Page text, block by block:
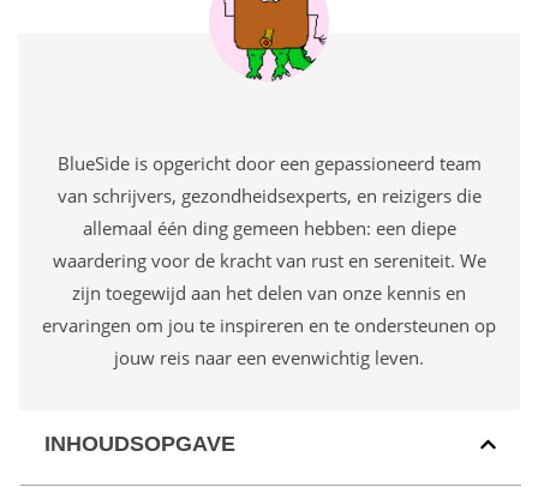
BlueSide is opgericht door een gepassioneerd team
van schrijvers, gezondheidsexperts, en reizigers die
allemaal één ding gemeen hebben: een diepe
waardering voor de kracht van rust en sereniteit. We
zijn toegewijd aan het delen van onze kennis en
ervaringen om jou te inspireren en te ondersteunen op
jouw reis naar een evenwichtig leven.
INHOUDSOPGAVE